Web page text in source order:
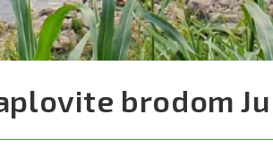
brodom